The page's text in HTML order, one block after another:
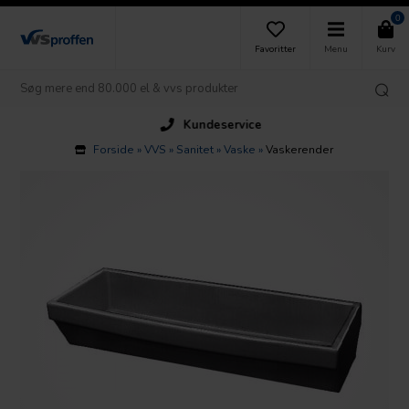
Favoritter Menu
0
Kurv
Kundeservice
Forside »VVS » Sanitet »Vaske »Vaskerender